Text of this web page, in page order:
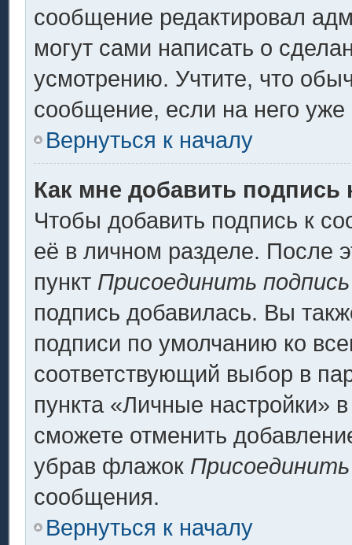
сообщение редактировал
могут сами написать о
усмотрению. Учтите, что
сообщение, если на него уже
Вернуться к началу
Как мне добавить
Чтобы добавить подпись к
её в личном разделе. После
пункт Присоединить подпись
подпись добавилась. Вы
подписи по умолчанию ко
соответствующий выбор в
пункта «Личные настройки»
сможете отменить
убрав флажок
сообщения.
Вернуться к началу